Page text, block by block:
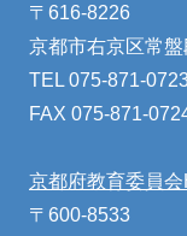
〒616-8226
京都市右京区常
TEL 075-871-
FAX 075-871-
京都府教育委員会
〒600-8533